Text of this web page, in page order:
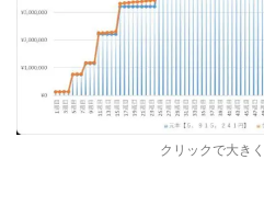
クリックで大き